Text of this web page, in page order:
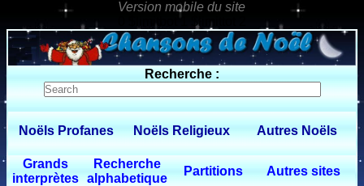
0 $limitbot 1 $limittot 2
Recherche :
Noëls Profanes Noëls Religieux Autres Noëls
Grands
interprètes
Recherche
alphabetique
Partitions Autres sites